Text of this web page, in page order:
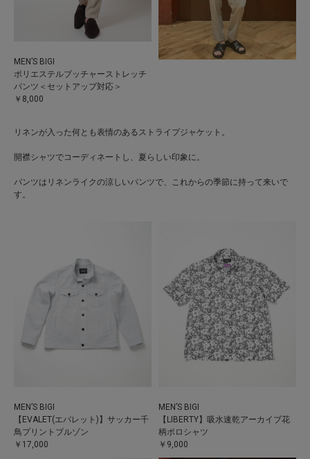
MEN’S BIGI
ポリエステルブッチャーストレッチ
パンツ＜セットアップ対応＞
￥8,000
リネンが入った何とも表情のあるストライプジャケット。
開襟シャツでコーディネートし、夏らしい印象に。
パンツはリネンライクの涼しいパンツで、これからの季節に持って来いで
す。
MEN’S BIGI
【EVALET(エバレット)】サッカー千
鳥プリントブルゾン
￥17,000
MEN’S BIGI
【LIBERTY】吸水速乾アーカイブ花
柄ポロシャツ
￥9,000